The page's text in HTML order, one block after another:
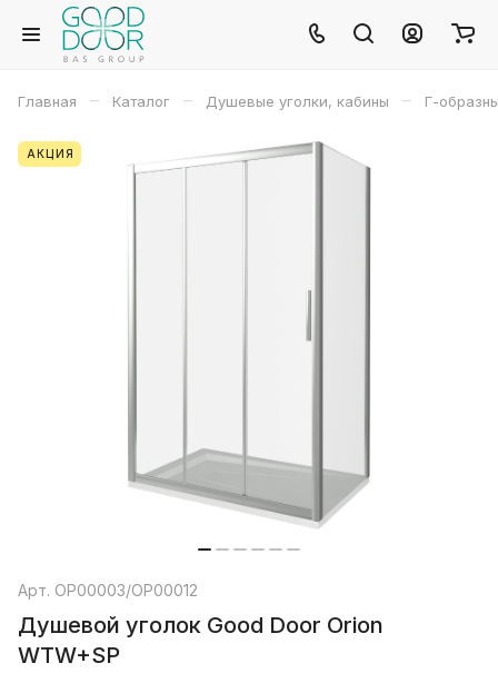
Главная – Каталог – Душевые уголки, кабины – Г-
АКЦИЯ
Арт. ОР00003/ОР00012
Душевой уголок Good Door Orion
WTW+SP